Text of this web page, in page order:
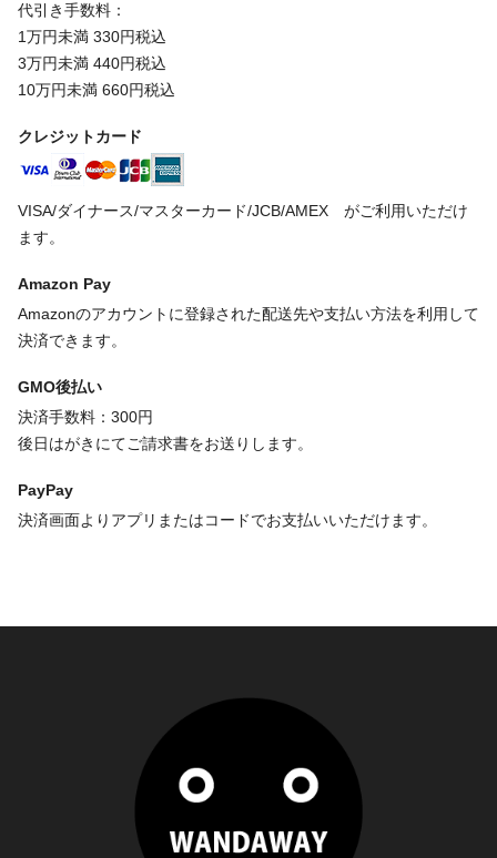
代引き手数料：
1万円未満 330円税込
3万円未満 440円税込
10万円未満 660円税込
クレジットカード
VISA/ダイナース/マスターカード/JCB/AMEX がご利用いただけ
ます。
Amazon Pay
Amazonのアカウントに登録された配送先や支払い方法を利用して
決済できます。
GMO後払い
決済手数料：300円
後日はがきにてご請求書をお送りします。
PayPay
決済画面よりアプリまたはコードでお支払いいただけます。